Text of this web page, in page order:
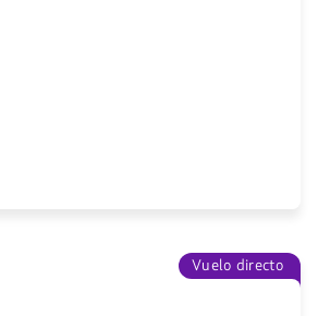
Vuelo directo